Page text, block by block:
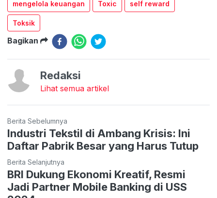
mengelola keuangan Toxic self reward
Toksik
Bagikan
Redaksi
Lihat semua artikel
Berita Sebelumnya
Industri Tekstil di Ambang Krisis: Ini
Daftar Pabrik Besar yang Harus Tutup
Berita Selanjutnya
BRI Dukung Ekonomi Kreatif, Resmi
Jadi Partner Mobile Banking di USS